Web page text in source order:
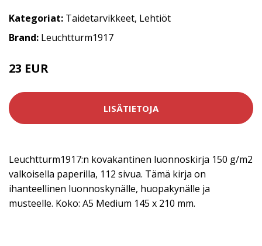
Kategoriat: Taidetarvikkeet, Lehtiöt
Brand: Leuchtturm1917
23 EUR
LISÄTIETOJA
Leuchtturm1917:n kovakantinen luonnoskirja 150 g/m2
valkoisella paperilla, 112 sivua. Tämä kirja on
ihanteellinen luonnoskynälle, huopakynälle ja
musteelle. Koko: A5 Medium 145 x 210 mm.